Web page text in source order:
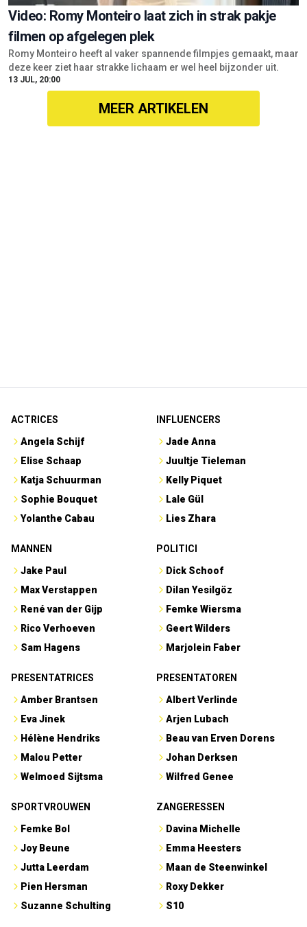
Video: Romy Monteiro laat zich in strak pakje
filmen op afgelegen plek
Romy Monteiro heeft al vaker spannende filmpjes gemaakt, maar
deze keer ziet haar strakke lichaam er wel heel bijzonder uit.
13 JUL, 20:00
MEER ARTIKELEN
ACTRICES
Angela Schijf
Elise Schaap
Katja Schuurman
Sophie Bouquet
Yolanthe Cabau
INFLUENCERS
Jade Anna
Juultje Tieleman
Kelly Piquet
Lale Gül
Lies Zhara
MANNEN
Jake Paul
Max Verstappen
René van der Gijp
Rico Verhoeven
Sam Hagens
POLITICI
Dick Schoof
Dilan Yesilgöz
Femke Wiersma
Geert Wilders
Marjolein Faber
PRESENTATRICES
Amber Brantsen
Eva Jinek
Hélène Hendriks
Malou Petter
Welmoed Sijtsma
PRESENTATOREN
Albert Verlinde
Arjen Lubach
Beau van Erven Dorens
Johan Derksen
Wilfred Genee
SPORTVROUWEN
Femke Bol
Joy Beune
Jutta Leerdam
Pien Hersman
Suzanne Schulting
ZANGERESSEN
Davina Michelle
Emma Heesters
Maan de Steenwinkel
Roxy Dekker
S10